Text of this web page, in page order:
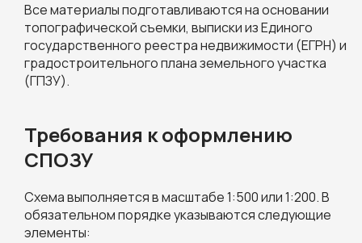
Все материалы подготавливаются на основании
топографической съемки, выписки из Единого
государственного реестра недвижимости (ЕГРН) и
градостроительного плана земельного участка
(ГПЗУ).
Требования к оформлению
СПОЗУ
Схема выполняется в масштабе 1:500 или 1:200. В
обязательном порядке указываются следующие
элементы: